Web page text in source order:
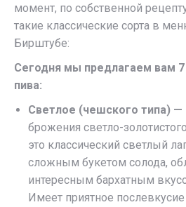
момент, по собственной
такие классические сорта в
Бирштубе:
Сегодня мы предлагаем вам 7
пива:
Светлое (чешского типа) —
брожения светло-
это классический светлый
сложным букетом солода,
интересным бархатным
Имеет приятное